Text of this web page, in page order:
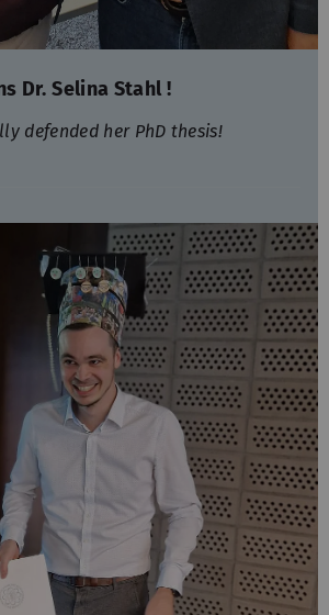
Dr. Selina Stahl !
defended her PhD thesis!